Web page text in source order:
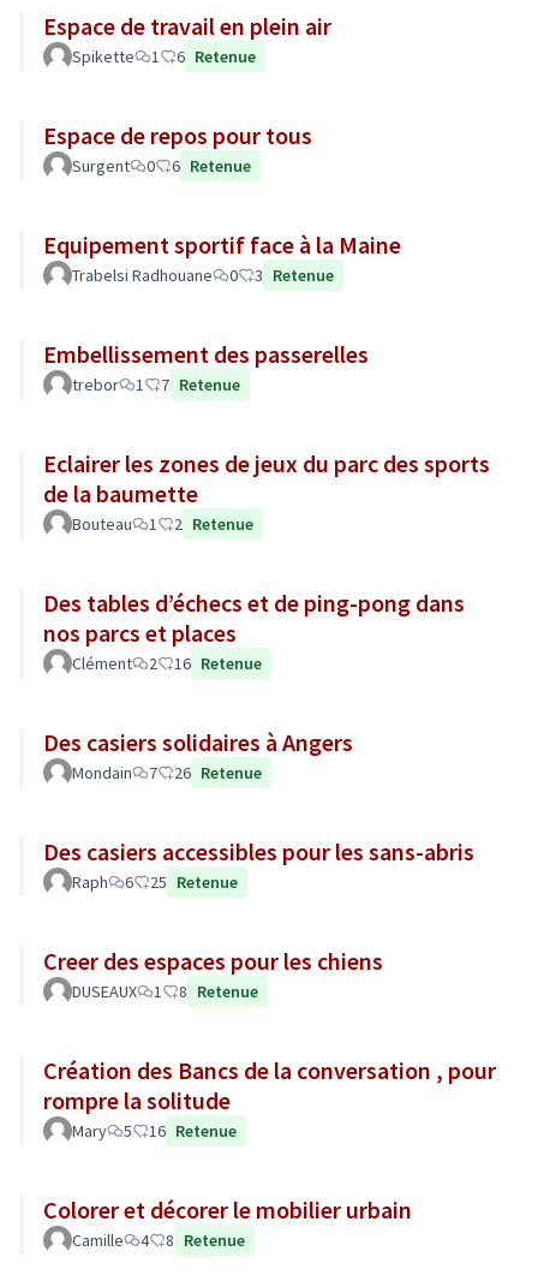
Espace de travail en plein air
Spikette 1 6 Retenue
Espace de repos pour tous
Surgent 0 6 Retenue
Equipement sportif face à la Maine
Trabelsi Radhouane 0 3 Retenue
Embellissement des passerelles
trebor 1 7 Retenue
Eclairer les zones de jeux du parc des sports
de la baumette
Bouteau 1 2 Retenue
Des tables d’échecs et de ping-pong dans
nos parcs et places
Clément 2 16 Retenue
Des casiers solidaires à Angers
Mondain 7 26 Retenue
Des casiers accessibles pour les sans-abris
Raph 6 25 Retenue
Creer des espaces pour les chiens
DUSEAUX 1 8 Retenue
Création des Bancs de la conversation , pour
rompre la solitude
Mary 5 16 Retenue
Colorer et décorer le mobilier urbain
Camille 4 8 Retenue